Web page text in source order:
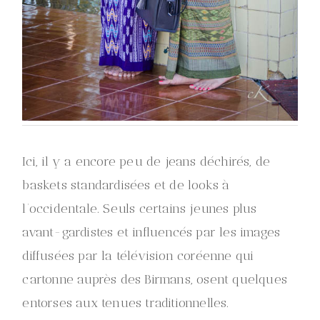
Ici, il y a encore peu de jeans déchirés, de
baskets standardisées et de looks à
l’occidentale. Seuls certains jeunes plus
avant-gardistes et influencés par les images
diffusées par la télévision coréenne qui
cartonne auprès des Birmans, osent quelques
entorses aux tenues traditionnelles.